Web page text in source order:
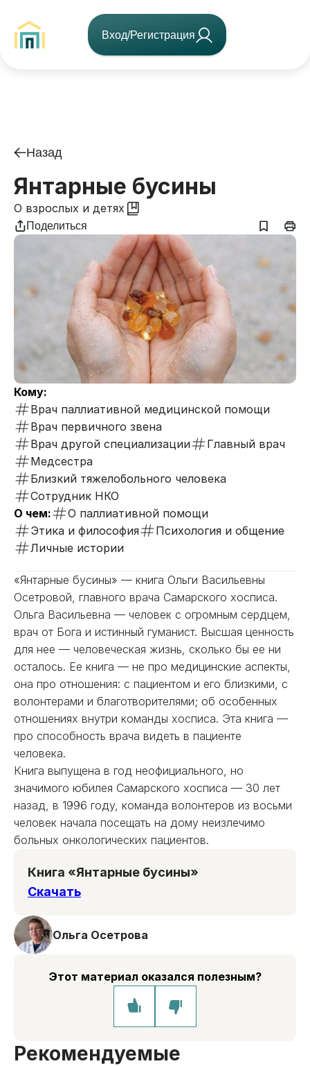
Вход/Регистрация
Назад
Янтарные бусины
О взрослых и детях
Поделиться
Кому:
Врач паллиативной медицинской помощи
Врач первичного звена
Врач другой специализации
Главный врач
Медсестра
Близкий тяжелобольного человека
Сотрудник НКО
О чем:
О паллиативной помощи
Этика и философия
Психология и общение
Личные истории
«Янтарные бусины» — книга Ольги Васильевны
Осетровой, главного врача Самарского хосписа.
Ольга Васильевна — человек с огромным сердцем,
врач от Бога и истинный гуманист. Высшая ценность
для нее — человеческая жизнь, сколько бы ее ни
осталось. Ее книга — не про медицинские аспекты,
она про отношения: с пациентом и его близкими, с
волонтерами и благотворителями; об особенных
отношениях внутри команды хосписа. Эта книга —
про способность врача видеть в пациенте
человека.
Книга выпущена в год неофициального, но
значимого юбилея Самарского хосписа — 30 лет
назад, в 1996 году, команда волонтеров из восьми
человек начала посещать на дому неизлечимо
больных онкологических пациентов.
Книга «Янтарные бусины»
Скачать
Ольга Осетрова
Этот материал оказался полезным?
Рекомендуемые